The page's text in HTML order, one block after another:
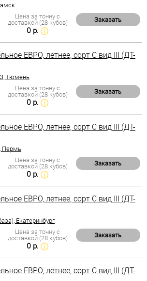
Цена за тонну с
доставкой (28 кубов)
0 р.
Заказать
ЕВРО, летнее, сорт С вид III (ДТ-
Тюмень
Цена за тонну с
доставкой (28 кубов)
0 р.
Заказать
ЕВРО, летнее, сорт С вид III (ДТ-
Пермь
Цена за тонну с
доставкой (28 кубов)
0 р.
Заказать
ЕВРО, летнее, сорт С вид III (ДТ-
Екатеринбург
Цена за тонну с
доставкой (28 кубов)
0 р.
Заказать
ЕВРО, летнее, сорт С вид III (ДТ-